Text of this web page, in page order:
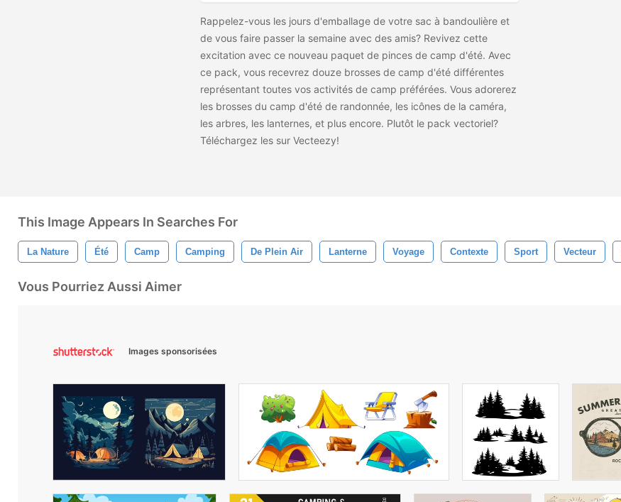
Rappelez-vous les jours d'emballage de votre sac à bandoulière et
de vous faire passer la semaine avec des amis? Revivez cette
excitation avec ce nouveau paquet de pinces de camp d'été. Avec
ce pack, vous recevrez douze brosses de camp d'été différentes
représentant toutes vos activités de camp préférées. Vous adorerez
les brosses du camp d'été de randonnée, les icônes de la caméra,
les arbres, les lanternes, et plus encore. Plutôt le pack vectoriel?
Téléchargez les sur Vecteezy!
This Image Appears In Searches For
La Nature Été Camp Camping De Plein Air Lanterne Voyage Contexte Sport Vecteur
Vous Pourriez Aussi Aimer
Images sponsorisées